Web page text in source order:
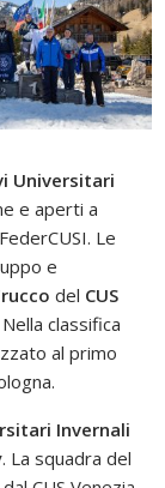
Universitari
e aperti a
Le
e
del CUS
Nella classifica
al primo
Invernali
. La squadra del